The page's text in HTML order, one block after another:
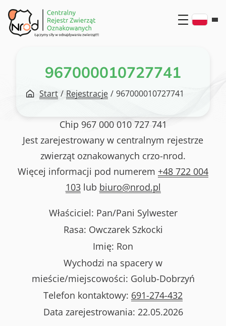
Przejdź
do
treści
967000010727741
Start / Rejestracje / 967000010727741
Chip 967 000 010 727 741
Jest zarejestrowany w centralnym rejestrze
zwierząt oznakowanych crzo-nrod.
Więcej informacji pod numerem +48 722 004
103lub biuro@nrod.pl
Właściciel: Pan/Pani Sylwester
Rasa: Owczarek Szkocki
Imię: Ron
Wychodzi na spacery w
mieście/miejscowości: Golub-Dobrzyń
Telefon kontaktowy: 691-274-432
Data zarejestrowania: 22.05.2026